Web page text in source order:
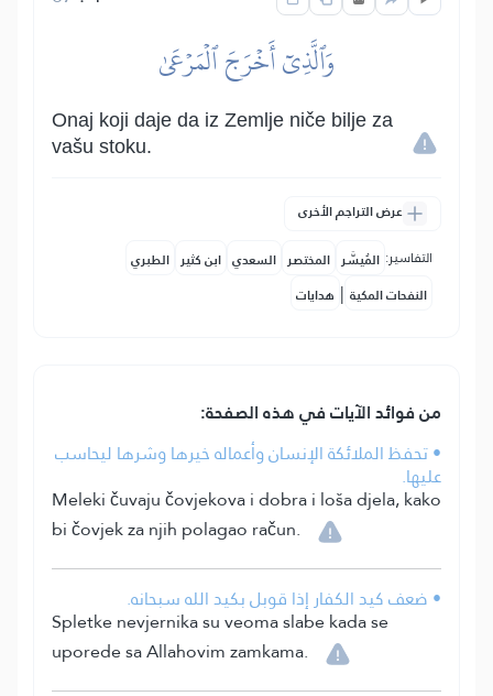
وَٱلَّذِيٓ أَخۡرَجَ ٱلۡمَرۡعَىٰ
Onaj koji daje da iz Zemlje niče bilje za
vašu stoku.
عرض التراجم الأخرى
التفاسير: المُيسَّر المختصر السعدي ابن كثير الطبري
النفحات المكية | هدايات
من فوائد الآيات في هذه الصفحة:
• تحفظ الملائكة الإنسان وأعماله خيرها وشرها ليحاسب
عليها.
Meleki čuvaju čovjekova i dobra i loša djela, kako
bi čovjek za njih polagao račun.
• ضعف كيد الكفار إذا قوبل بكيد الله سبحانه.
Spletke nevjernika su veoma slabe kada se
uporede sa Allahovim zamkama.